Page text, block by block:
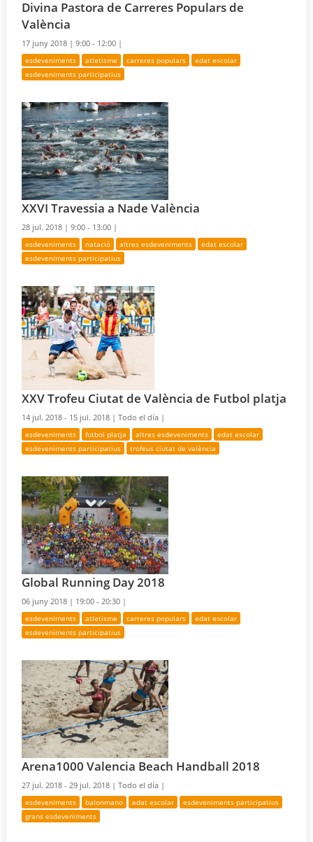
Divina Pastora de Carreres Populars de
València
17 juny 2018 |9:00 - 12:00 |
esdeveniments atletisme carreres populars
edat escolar
esdeveniments participatius
XXVI Travessia a Nade València
28 jul. 2018 |9:00 - 13:00 |
esdeveniments natació altres esdeveniments
edat escolar
esdeveniments participatius
XXV Trofeu Ciutat de València de Futbol platja
14 jul. 2018 - 15 jul. 2018 |Todo el día |
esdeveniments futbol platja altres esdeveniments
edat escolar
esdeveniments participatius
trofeus ciutat de valència
Global Running Day 2018
06 juny 2018 | 19:00 - 20:30 |
esdeveniments atletisme carreres populars
edat escolar
esdeveniments participatius
Arena1000 Valencia Beach Handball 2018
27 jul. 2018 - 29 jul. 2018 |Todo el día |
esdeveniments balonmano edat escolar
esdeveniments participatius
grans esdeveniments